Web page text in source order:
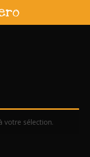
votre sélection.